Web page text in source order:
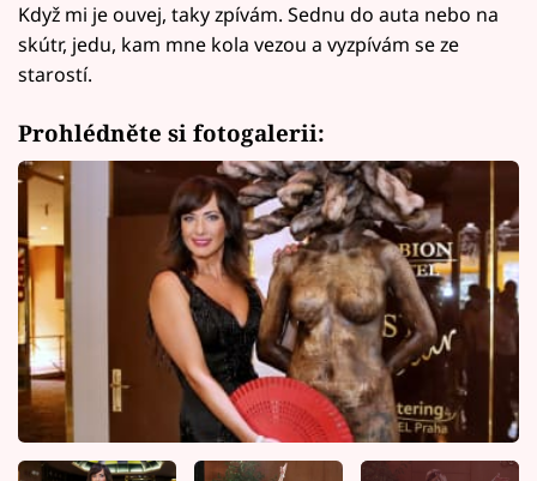
Když mi je ouvej, taky zpívám. Sednu do auta nebo na
skútr, jedu, kam mne kola vezou a vyzpívám se ze
starostí.
Prohlédněte si fotogalerii: